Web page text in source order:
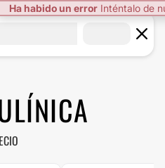
Ha habido un error Inténtalo de